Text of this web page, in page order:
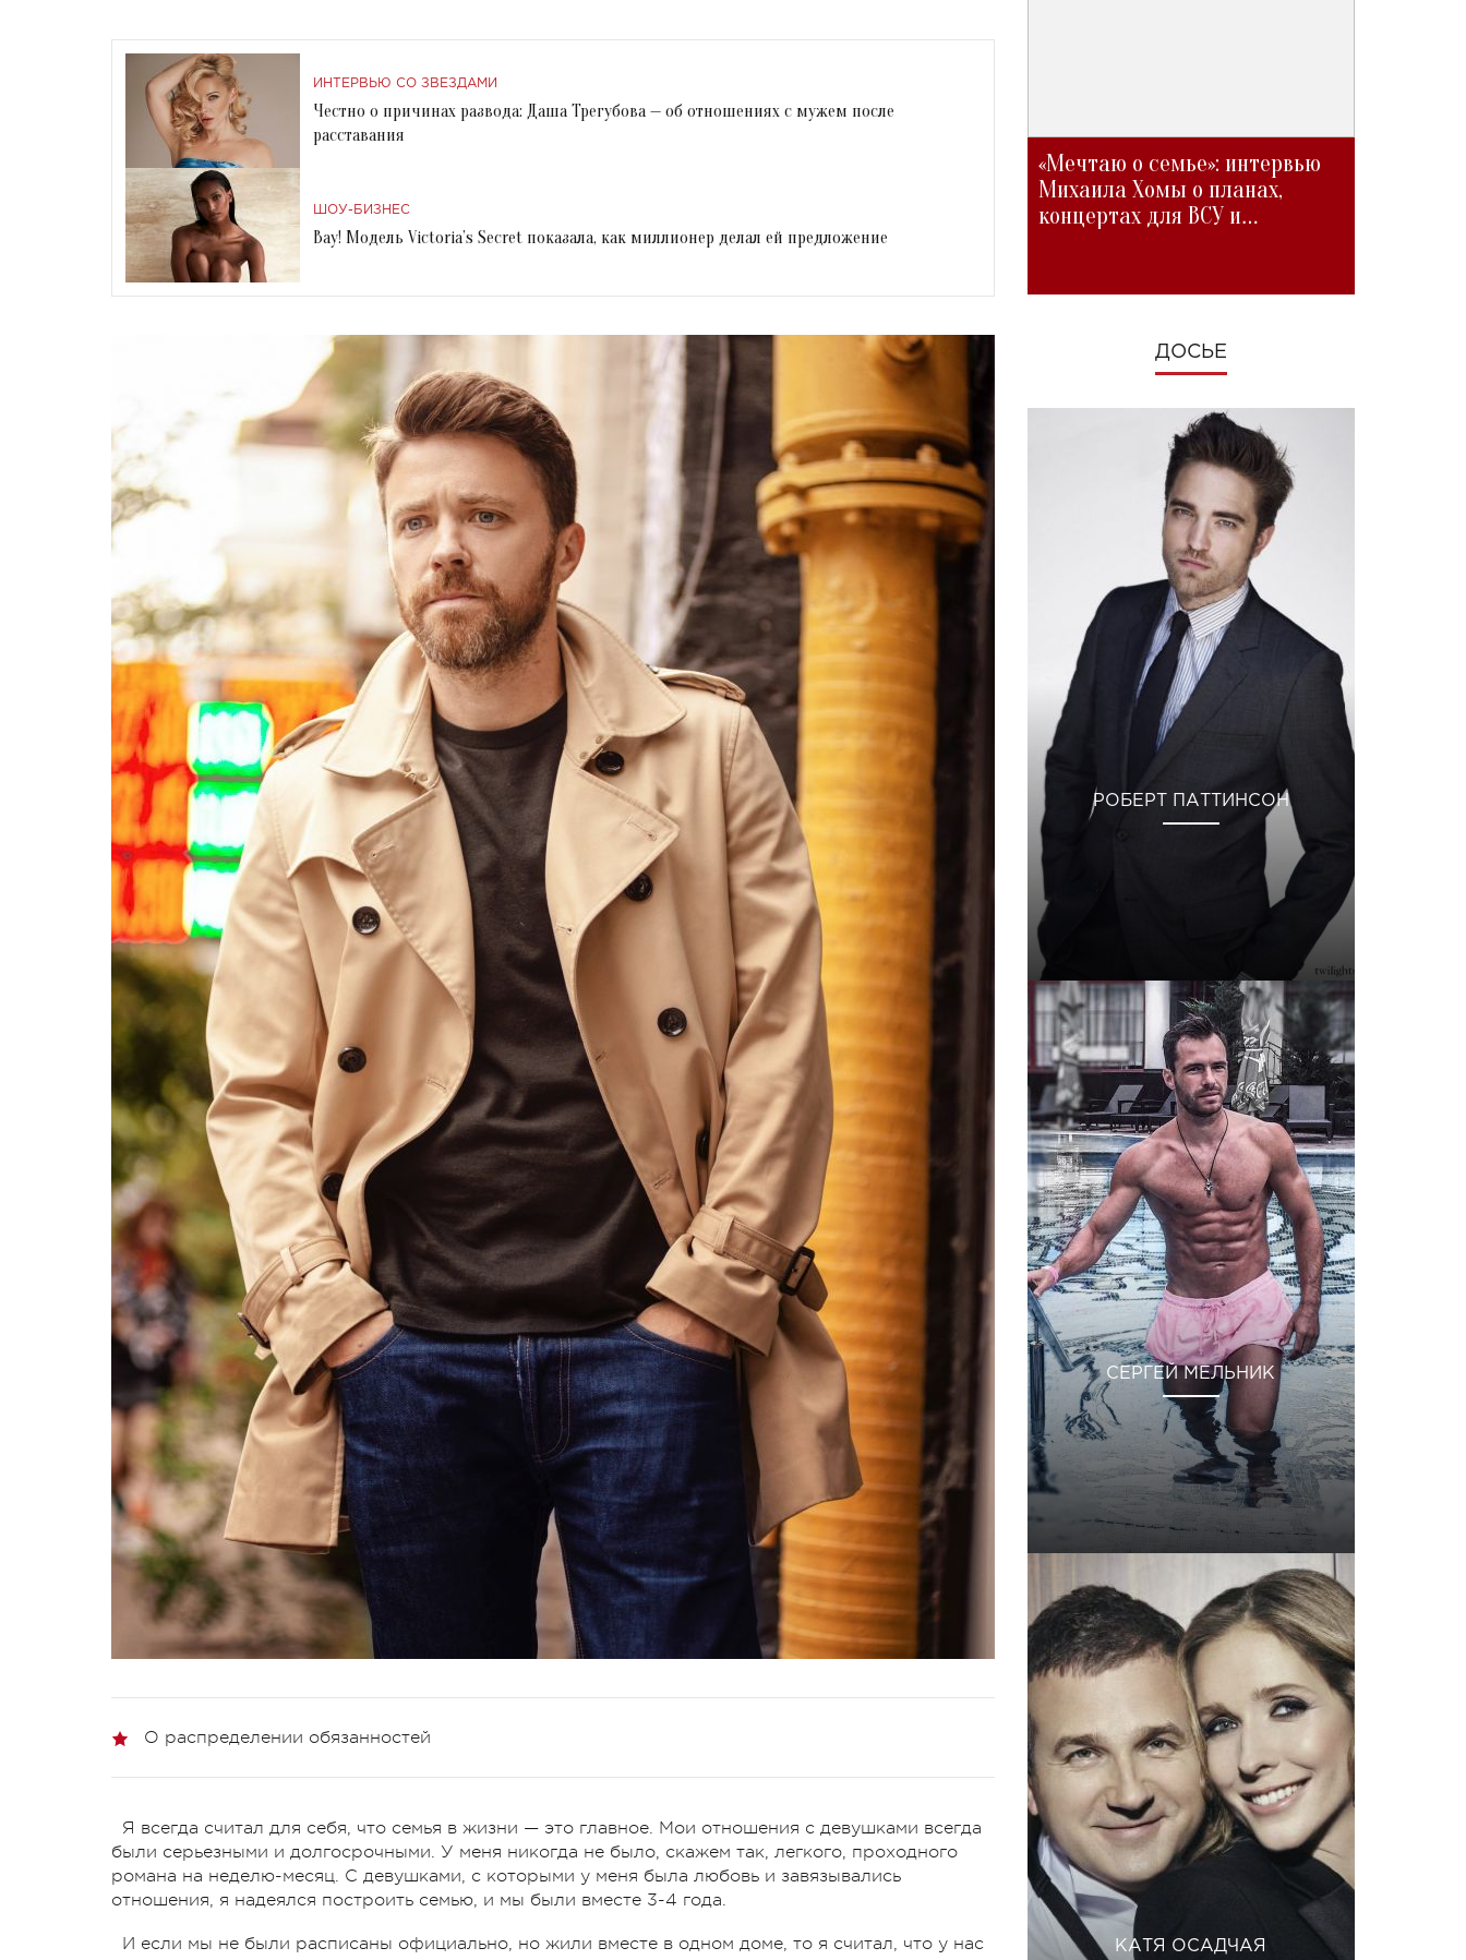
ИНТЕРВЬЮ СО ЗВЕЗДАМИ
Честно о причинах развода: Даша Трегубова — об отношениях с мужем после
расставания
ШОУ-БИЗНЕС
Вау! Модель Victoria’s Secret показала, как миллионер делал ей предложение
О распределении обязанностей
Я всегда считал для себя, что семья в жизни — это главное. Мои отношения с девушками всегда
были серьезными и долгосрочными. У меня никогда не было, скажем так, легкого, проходного
романа на неделю-месяц. С девушками, с которыми у меня была любовь и завязывались
отношения, я надеялся построить семью, и мы были вместе 3-4 года.
И если мы не были расписаны официально, но жили вместе в одном доме, то я считал, что у нас
«Мечтаю о семье»: интервью
Михаила Хомы о планах,
концертах для ВСУ и
ДОСЬЕ
РОБЕРТ ПАТТИНСОН
СЕРГЕЙ МЕЛЬНИК
КАТЯ ОСАДЧАЯ